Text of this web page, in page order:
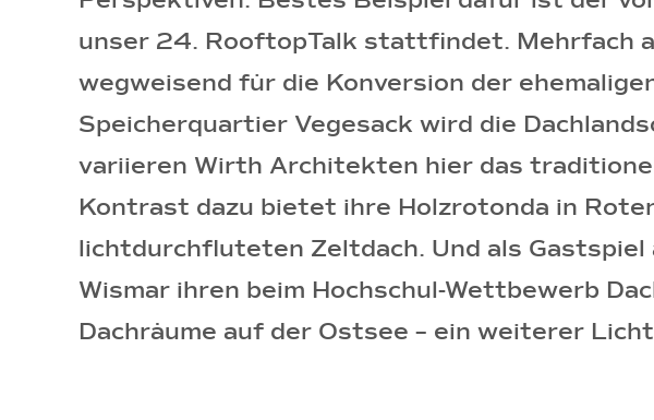
unser 24. RooftopTalk stattfindet. Mehrfach
wegweisend für die Konversion der
Speicherquartier Vegesack wird die
variieren Wirth Architekten hier das
Kontrast dazu bietet ihre Holzrotonda in
lichtdurchfluteten Zeltdach. Und als Gastspiel
Wismar ihren beim Hochschul-Wettbewerb
Dachräume auf der Ostsee – ein weiterer